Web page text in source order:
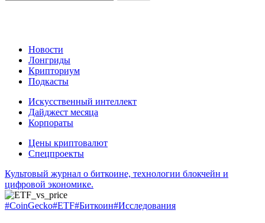
Новости
Лонгриды
Крипториум
Подкасты
Искусственный интеллект
Дайджест месяца
Корпораты
Цены криптовалют
Спецпроекты
Культовый журнал о биткоине, технологии блокчейн и
цифровой экономике.
#CoinGecko#ETF#Биткоин#Исследования